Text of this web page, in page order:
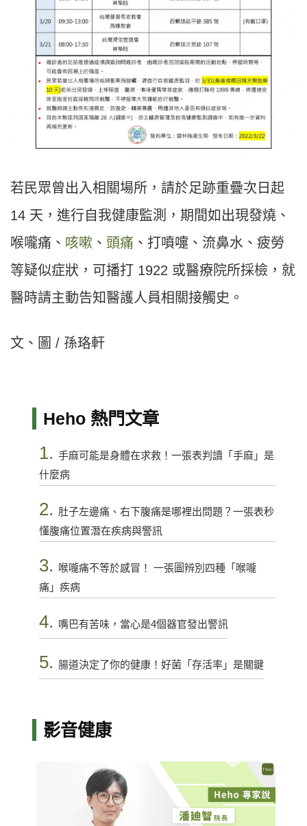
若民眾曾出入相關場所，請於足跡重疊次日起
14 天，進行自我健康監測，期間如出現發燒、
喉嚨痛、 咳嗽 、 頭痛 、打噴嚏、流鼻水、疲勞
等疑似症狀，可播打 1922 或醫療院所採檢，就
醫時請主動告知醫護人員相關接觸史。
文、圖 / 孫珞軒
Heho 熱門文章
1. 手麻可能是身體在求救！一張表判讀「手麻」是
什麼病
2. 肚子左邊痛、右下腹痛是哪裡出問題？一張表秒
懂腹痛位置潛在疾病與警訊
3.
喉嚨痛不等於感冒！ 一張圖辨別四種「喉嚨
痛」疾病
4. 嘴巴有苦味，當心是4個器官發出警訊
5. 腸道決定了你的健康！好菌「存活率」是關鍵
影音健康